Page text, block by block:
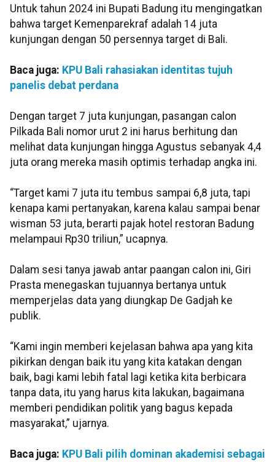
Untuk tahun 2024 ini Bupati Badung itu mengingatkan
bahwa target Kemenparekraf adalah 14 juta
kunjungan dengan 50 persennya target di Bali.
Baca juga: KPU Bali rahasiakan identitas tujuh
panelis debat perdana
Dengan target 7 juta kunjungan, pasangan calon
Pilkada Bali nomor urut 2 ini harus berhitung dan
melihat data kunjungan hingga Agustus sebanyak 4,4
juta orang mereka masih optimis terhadap angka ini.
“Target kami 7 juta itu tembus sampai 6,8 juta, tapi
kenapa kami pertanyakan, karena kalau sampai benar
wisman 53 juta, berarti pajak hotel restoran Badung
melampaui Rp30 triliun,” ucapnya.
Dalam sesi tanya jawab antar paangan calon ini, Giri
Prasta menegaskan tujuannya bertanya untuk
memperjelas data yang diungkap De Gadjah ke
publik.
“Kami ingin memberi kejelasan bahwa apa yang kita
pikirkan dengan baik itu yang kita katakan dengan
baik, bagi kami lebih fatal lagi ketika kita berbicara
tanpa data, itu yang harus kita lakukan, bagaimana
memberi pendidikan politik yang bagus kepada
masyarakat,” ujarnya.
Baca juga: KPU Bali pilih dominan akademisi sebagai